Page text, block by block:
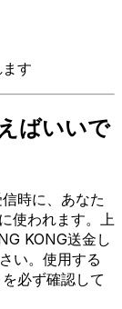
す
ばいいで
時に、あなた
使われます。上
KONG送金し
い。使用する
必ず確認して